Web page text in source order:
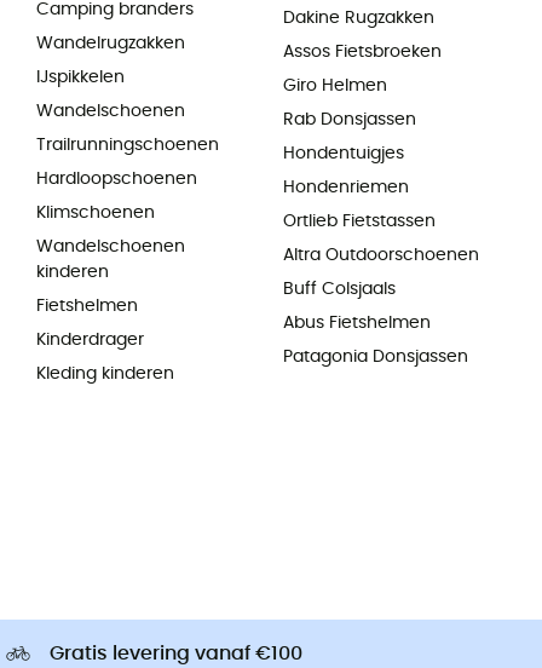
Camping branders
Wandelrugzakken
IJspikkelen
Wandelschoenen
Trailrunningschoenen
Hardloopschoenen
Klimschoenen
Wandelschoenen
kinderen
Fietshelmen
Kinderdrager
Kleding kinderen
Dakine Rugzakken
Assos Fietsbroeken
Giro Helmen
Rab Donsjassen
Hondentuigjes
Hondenriemen
Ortlieb Fietstassen
Altra Outdoorschoenen
Buff Colsjaals
Abus Fietshelmen
Patagonia Donsjassen
Gratis levering vanaf €100